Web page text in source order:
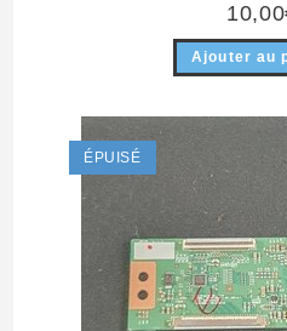
10,00
Ajouter au
ÉPUISÉ